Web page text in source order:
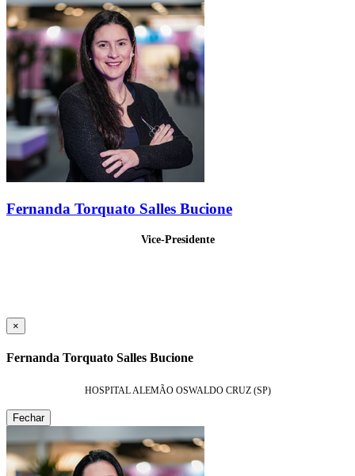
Fernanda Torquato Salles Bucione
Vice-Presidente
×
Fernanda Torquato Salles Bucione
HOSPITAL ALEMÃO OSWALDO CRUZ (SP)
Fechar